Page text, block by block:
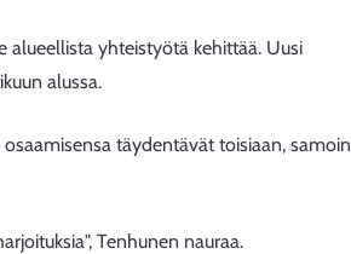
yhteistyötä kehittää. Uusi
alussa.
täydentävät toisiaan, samoin
Tenhunen nauraa.